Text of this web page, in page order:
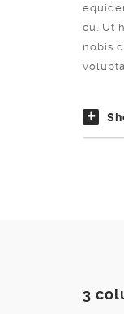
cu. Ut
nobis
3